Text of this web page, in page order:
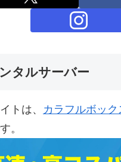
タルサーバー
トは、 カラフルボック
。